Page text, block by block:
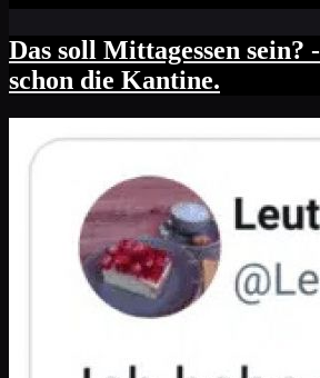
Das soll Mittagessen sein?
schon die Kantine.